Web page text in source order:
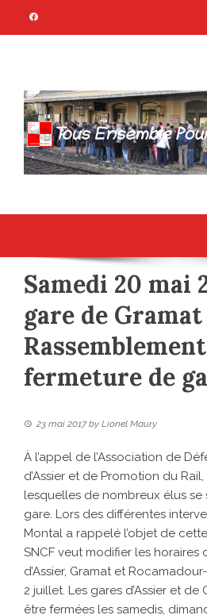
TOUS
POUR
Association Citoyenne
Samedi 20 mai
gare de Gramat
fermeture de
23 mai 2017by Lionel Maury
À l’appel de l’Association de
d’Assier et de Promotion du
lesquelles de nombreux élus
gare. Lors des différentes
Montal a rappelé l’objet de
SNCF veut modifier les horaires
d’Assier, Gramat et
2 juillet. Les gares d’Assier et
être fermées les samedis,